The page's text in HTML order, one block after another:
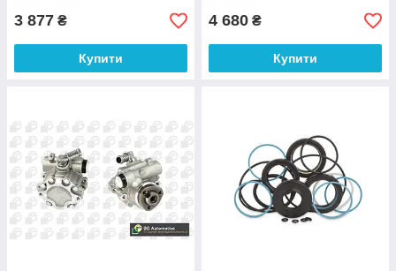
3 877 ₴
Купити
4 680 ₴
Купити